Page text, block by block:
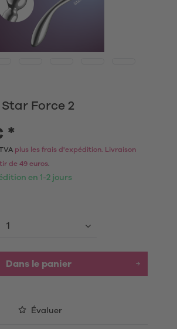
Force 2
*
plus les frais d'expédition. Livraison
de 49 euros.
en 1-2 jours
Dans le panier
Évaluer